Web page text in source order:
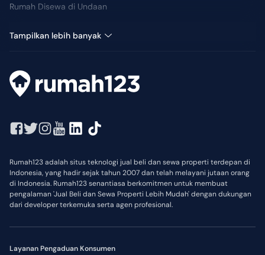
Rumah Disewa di Undaan
Tampilkan lebih banyak
Rumah123 adalah situs teknologi jual beli dan sewa properti terdepan di
Indonesia, yang hadir sejak tahun 2007 dan telah melayani jutaan orang
di Indonesia. Rumah123 senantiasa berkomitmen untuk membuat
pengalaman 'Jual Beli dan Sewa Properti Lebih Mudah' dengan dukungan
dari developer terkemuka serta agen profesional.
Layanan Pengaduan Konsumen